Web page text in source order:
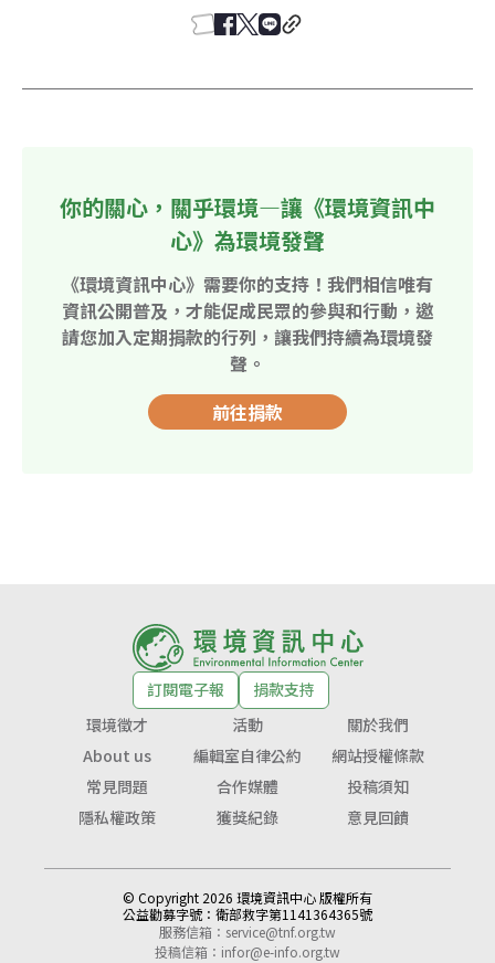
你的關心，關乎環境—讓《環境資訊中
心》為環境發聲
《環境資訊中心》需要你的支持！我們相信唯有
資訊公開普及，才能促成民眾的參與和行動，邀
請您加入定期捐款的行列，讓我們持續為環境發
聲。
前往捐款
訂閱電子報
捐款支持
環境徵才
活動
關於我們
About us
編輯室自律公約
網站授權條款
常見問題
合作媒體
投稿須知
隱私權政策
獲獎紀錄 意見回饋
© Copyright 2026 環境資訊中心 版權所有
公益勸募字號： 衛部救字第1141364365號
服務信箱： service@tnf.org.tw
投稿信箱： infor@e-info.org.tw